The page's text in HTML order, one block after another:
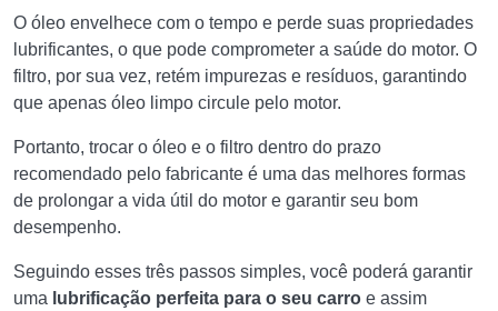
O óleo envelhece com o tempo e perde suas propriedades
lubrificantes, o que pode comprometer a saúde do motor. O
filtro, por sua vez, retém impurezas e resíduos, garantindo
que apenas óleo limpo circule pelo motor.
Portanto, trocar o óleo e o filtro dentro do prazo
recomendado pelo fabricante é uma das melhores formas
de prolongar a vida útil do motor e garantir seu bom
desempenho.
Seguindo esses três passos simples, você poderá garantir
uma lubrificação perfeita para o seu carro e assim